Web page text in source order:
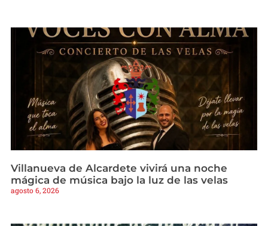
Villanueva de Alcardete vivirá una noche
mágica de música bajo la luz de las velas
agosto 6, 2026